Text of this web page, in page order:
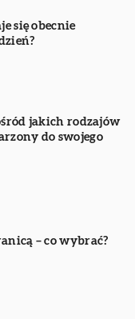
się obecnie
jakich rodzajów
do swojego
– co wybrać?